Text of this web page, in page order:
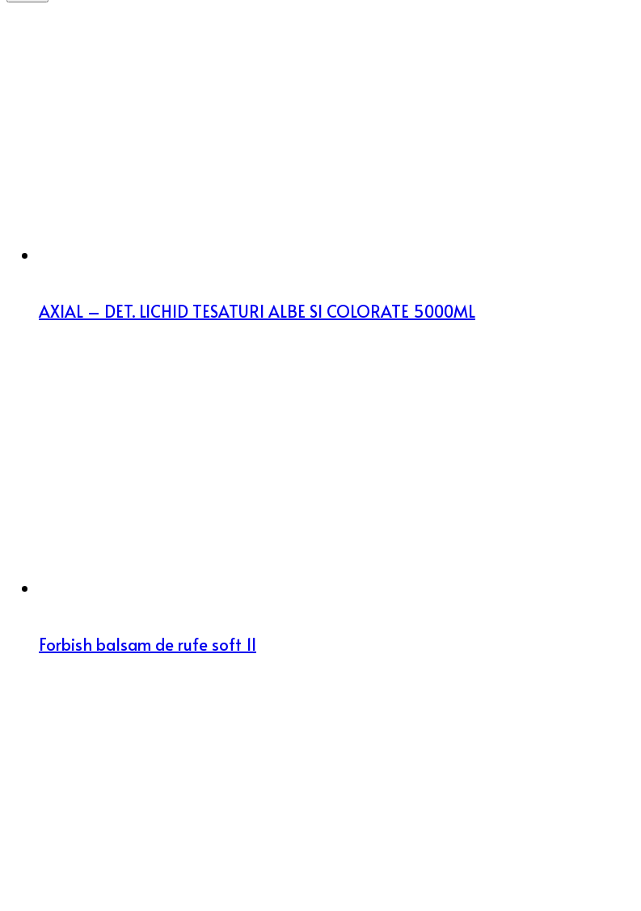
AXIAL – DET. LICHID TESATURI ALBE SI COLORATE 5000ML
Forbish balsam de rufe soft 1l